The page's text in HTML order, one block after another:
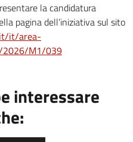
la candidatura
pagina dell’iniziativa sul sito
it/area-
2026/M1/039
interessare